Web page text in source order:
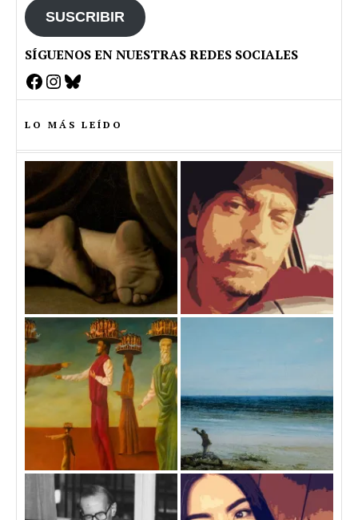
SUSCRIBIR
SÍGUENOS EN NUESTRAS REDES SOCIALES
Facebook
Instagram
Bluesky
LO MÁS LEÍDO